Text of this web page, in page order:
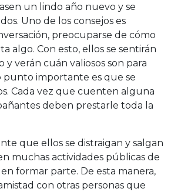
un lindo año nuevo y se
Uno de los consejos es
preocuparse de cómo
algo. Con esto, ellos se sentirán
verán cuán valiosos son para
punto importante es que se
Cada vez que cuenten alguna
deben prestarle toda la
que ellos se distraigan y salgan
muchas actividades públicas de
formar parte. De esta manera,
con otras personas que